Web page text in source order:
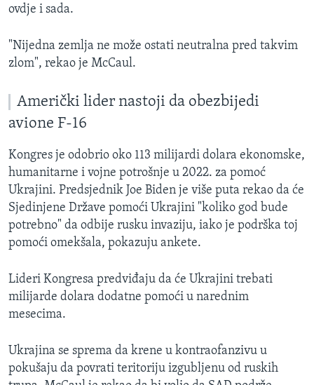
ovdje i sada.
"Nijedna zemlja ne može ostati neutralna pred takvim
zlom", rekao je McCaul.
Američki lider nastoji da obezbijedi
avione F-16
Kongres je odobrio oko 113 milijardi dolara ekonomske,
humanitarne i vojne potrošnje u 2022. za pomoć
Ukrajini. Predsjednik Joe Biden je više puta rekao da će
Sjedinjene Države pomoći Ukrajini "koliko god bude
potrebno" da odbije rusku invaziju, iako je podrška toj
pomoći omekšala, pokazuju ankete.
Lideri Kongresa predviđaju da će Ukrajini trebati
milijarde dolara dodatne pomoći u narednim
mesecima.
Ukrajina se sprema da krene u kontraofanzivu u
pokušaju da povrati teritoriju izgubljenu od ruskih